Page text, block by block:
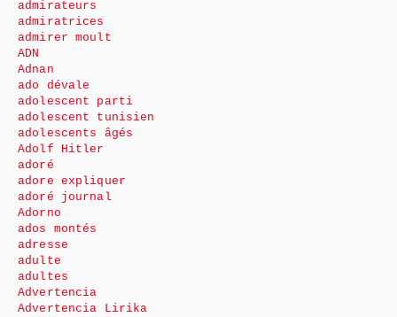
admirateurs
admiratrices
admirer moult
ADN
Adnan
ado dévale
adolescent parti
adolescent tunisien
adolescents âgés
Adolf Hitler
adoré
adore expliquer
adoré journal
Adorno
ados montés
adresse
adulte
adultes
Advertencia
Advertencia Lirika